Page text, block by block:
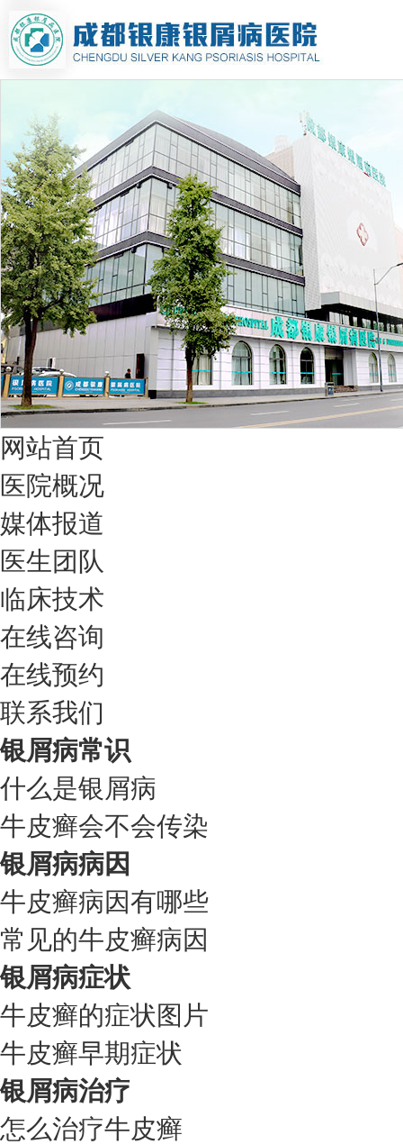
网站首页
医院概况
媒体报道
医生团队
临床技术
在线咨询
在线预约
联系我们
银屑病常识
什么是银屑病
牛皮癣会不会传染
银屑病病因
牛皮癣病因有哪些
常见的牛皮癣病因
银屑病症状
牛皮癣的症状图片
牛皮癣早期症状
银屑病治疗
怎么治疗牛皮癣